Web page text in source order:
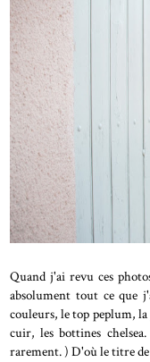
Quand j'ai revu ces
absolument tout ce que
couleurs, le top peplum,
cuir, les bottines
rarement. ) D'où le titre